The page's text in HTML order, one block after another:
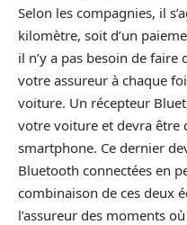
Selon les compagnies, il
kilomètre, soit d’un
il n’y a pas besoin de faire
votre assureur à chaque
voiture. Un récepteur
votre voiture et devra être
smartphone. Ce dernier
Bluetooth connectées en
combinaison de ces deux
l’assureur des moments